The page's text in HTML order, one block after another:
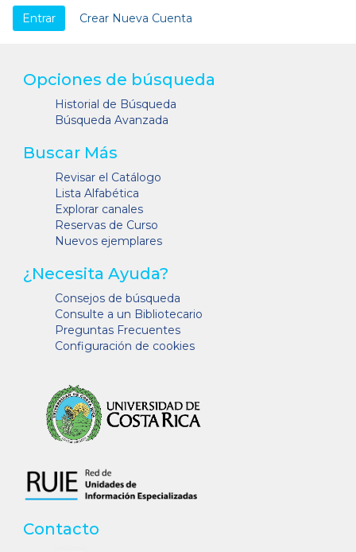
Crear Nueva Cuenta
Opciones de búsqueda
Historial de Búsqueda
Búsqueda Avanzada
Buscar Más
Revisar el Catálogo
Lista Alfabética
Explorar canales
Reservas de Curso
Nuevos ejemplares
¿Necesita Ayuda?
Consejos de búsqueda
Consulte a un Bibliotecario
Preguntas Frecuentes
Configuración de cookies
Contacto